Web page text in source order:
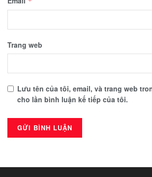
Trang web
Lưu tên của tôi, email, và trang web
cho lần bình luận kế tiếp của tôi.